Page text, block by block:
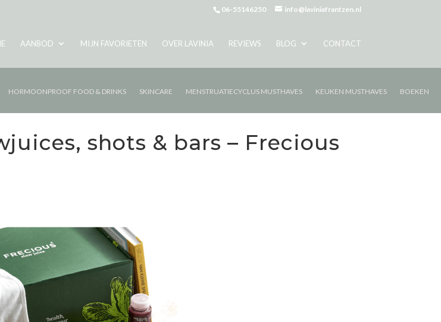
06-55146250 info@laviniafrantzen.nl
AANBOD MIJN FAVORIETEN OVER LAVINIA REVIEWS BLOG CONTACT
HORMOONPROOF FOOD & DRINKS SKINCARE MENSTRUATIECYCLUS MUSTHAVES KEUKEN MUSTHAVES BOEKEN
shots & bars – Frecious